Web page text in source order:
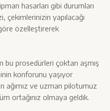
hasarları gibi durumları
çekimlerinizin yapılacağı
özelleştirerek
bu prosedürleri çoktan aşmış
konforunu yaşıyor
ağımız ve uzman pilotumuz
ortağınız olmaya geldik.